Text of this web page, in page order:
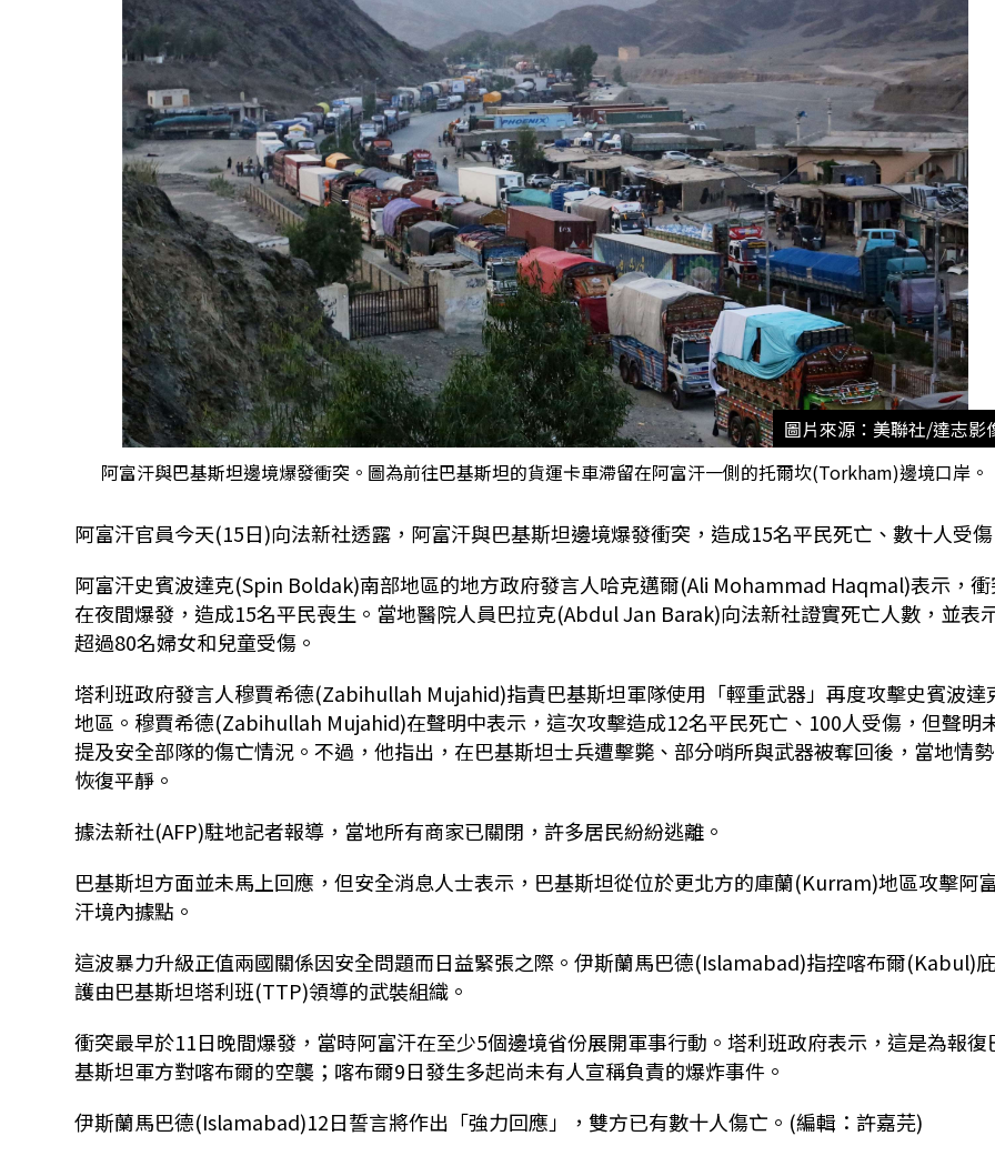
圖片來源：美聯社/達志影
阿富汗與巴基斯坦邊境爆發衝突。圖為前往巴基斯坦的貨運卡車滯留在阿富汗一側的托爾坎(Torkham)邊境口岸。
阿富汗官員今天(15日)向法新社透露，阿富汗與巴基斯坦邊境爆發衝突，造成15名平民死亡、數十人受
阿富汗史賓波達克(Spin Boldak)南部地區的地方政府發言人哈克邁爾(Ali Mohammad Haqmal)表示，
在夜間爆發，造成15名平民喪生。當地醫院人員巴拉克(Abdul Jan Barak)向法新社證實死亡人數，並表
超過80名婦女和兒童受傷。
塔利班政府發言人穆賈希德(Zabihullah Mujahid)指責巴基斯坦軍隊使用「輕重武器」再度攻擊史賓波達
地區。穆賈希德(Zabihullah Mujahid)在聲明中表示，這次攻擊造成12名平民死亡、100人受傷，但聲明
提及安全部隊的傷亡情況。不過，他指出，在巴基斯坦士兵遭擊斃、部分哨所與武器被奪回後，當地情
恢復平靜。
據法新社(AFP)駐地記者報導，當地所有商家已關閉，許多居民紛紛逃離。
巴基斯坦方面並未馬上回應，但安全消息人士表示，巴基斯坦從位於更北方的庫蘭(Kurram)地區攻擊阿
汗境內據點。
這波暴力升級正值兩國關係因安全問題而日益緊張之際。伊斯蘭馬巴德(Islamabad)指控喀布爾(Kabul)
護由巴基斯坦塔利班(TTP)領導的武裝組織。
衝突最早於11日晚間爆發，當時阿富汗在至少5個邊境省份展開軍事行動。塔利班政府表示，這是為報復
基斯坦軍方對喀布爾的空襲；喀布爾9日發生多起尚未有人宣稱負責的爆炸事件。
伊斯蘭馬巴德(Islamabad)12日誓言將作出「強力回應」，雙方已有數十人傷亡。(編輯：許嘉芫)